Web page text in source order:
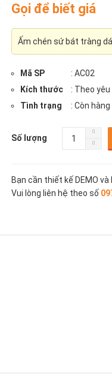
Gọi để biết giá
Ấm chén sứ bát tràng
Mã SP : AC02
Kích thước
: Theo yêu
Tình trạng
: Còn hàng
Số lượng
Bạn cần thiết kế DEMO và
Vui lòng liên hệ theo số